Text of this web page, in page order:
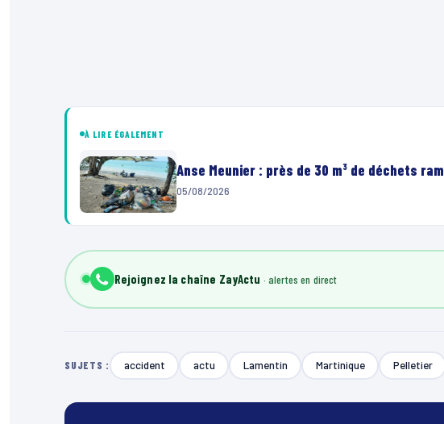
À LIRE ÉGALEMENT
Anse Meunier : près de 30 m³ de déchets
05/08/2026
Rejoignez la chaîne ZayActu
SUJETS : accident actu Lamentin Martinique Pelletier